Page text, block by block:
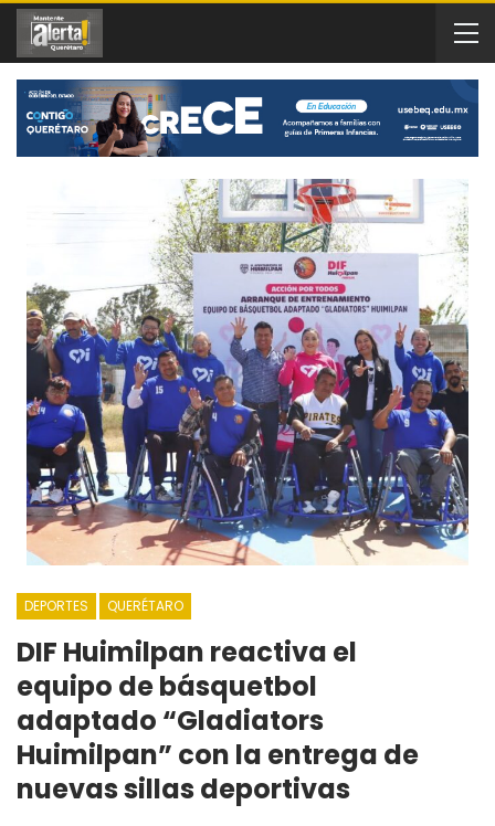
DEPORTES QUERÉTARO
DIF Huimilpan reactiva el
equipo de básquetbol
adaptado “Gladiators
Huimilpan” con la entrega de
nuevas sillas deportivas